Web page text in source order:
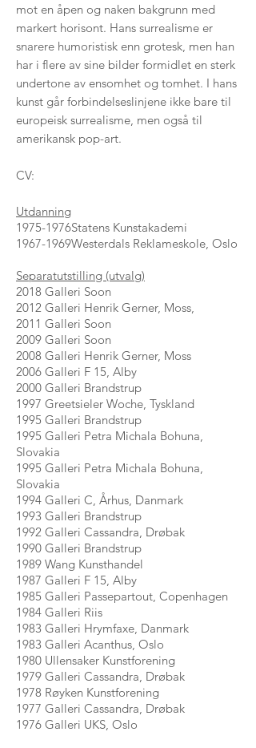
mot en åpen og naken bakgrunn med
markert horisont. Hans surrealisme er
snarere humoristisk enn grotesk, men han
har i flere av sine bilder formidlet en sterk
undertone av ensomhet og tomhet. I hans
kunst går forbindelseslinjene ikke bare til
europeisk surrealisme, men også til
amerikansk pop-art.
CV:
Utdanning
1975-1976Statens Kunstakademi
1967-1969Westerdals Reklameskole, Oslo
Separatutstilling (utvalg)
2018 Galleri Soon
2012 Galleri Henrik Gerner, Moss,
2011 Galleri Soon
2009 Galleri Soon
2008 Galleri Henrik Gerner, Moss
2006 Galleri F 15, Alby
2000 Galleri Brandstrup
1997 Greetsieler Woche, Tyskland
1995 Galleri Brandstrup
1995 Galleri Petra Michala Bohuna,
Slovakia
1995 Galleri Petra Michala Bohuna,
Slovakia
1994 Galleri C, Århus, Danmark
1993 Galleri Brandstrup
1992 Galleri Cassandra, Drøbak
1990 Galleri Brandstrup
1989 Wang Kunsthandel
1987 Galleri F 15, Alby
1985 Galleri Passepartout, Copenhagen
1984 Galleri Riis
1983 Galleri Hrymfaxe, Danmark
1983 Galleri Acanthus, Oslo
1980 Ullensaker Kunstforening
1979 Galleri Cassandra, Drøbak
1978 Røyken Kunstforening
1977 Galleri Cassandra, Drøbak
1976 Galleri UKS, Oslo